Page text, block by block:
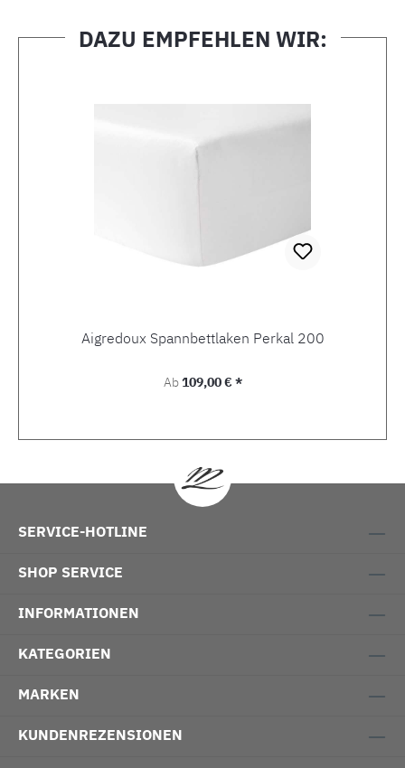
DAZU EMPFEHLEN WIR:
Aigredoux Spannbettlaken Perkal 200
Regulärer Preis:
Ab109,00 € *
SERVICE-HOTLINE
SHOP SERVICE
INFORMATIONEN
KATEGORIEN
MARKEN
KUNDENREZENSIONEN